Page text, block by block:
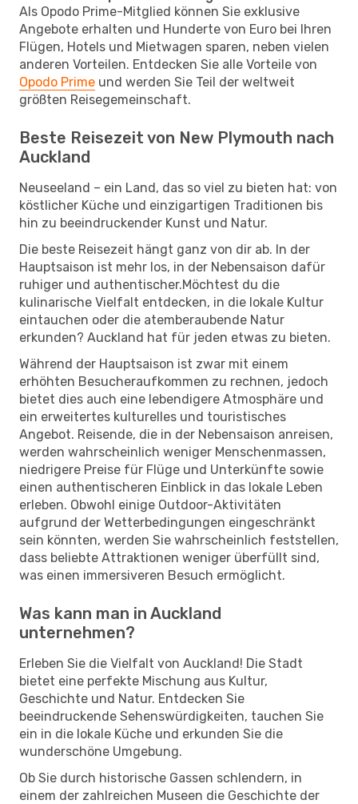
Als Opodo Prime-Mitglied können Sie exklusive
Angebote erhalten und Hunderte von Euro bei Ihren
Flügen, Hotels und Mietwagen sparen, neben vielen
anderen Vorteilen. Entdecken Sie alle Vorteile von
Opodo Prime und werden Sie Teil der weltweit
größten Reisegemeinschaft.
Beste Reisezeit von New Plymouth nach
Auckland
Neuseeland – ein Land, das so viel zu bieten hat: von
köstlicher Küche und einzigartigen Traditionen bis
hin zu beeindruckender Kunst und Natur.
Die beste Reisezeit hängt ganz von dir ab. In der
Hauptsaison ist mehr los, in der Nebensaison dafür
ruhiger und authentischer.Möchtest du die
kulinarische Vielfalt entdecken, in die lokale Kultur
eintauchen oder die atemberaubende Natur
erkunden? Auckland hat für jeden etwas zu bieten.
Während der Hauptsaison ist zwar mit einem
erhöhten Besucheraufkommen zu rechnen, jedoch
bietet dies auch eine lebendigere Atmosphäre und
ein erweitertes kulturelles und touristisches
Angebot. Reisende, die in der Nebensaison anreisen,
werden wahrscheinlich weniger Menschenmassen,
niedrigere Preise für Flüge und Unterkünfte sowie
einen authentischeren Einblick in das lokale Leben
erleben. Obwohl einige Outdoor-Aktivitäten
aufgrund der Wetterbedingungen eingeschränkt
sein könnten, werden Sie wahrscheinlich feststellen,
dass beliebte Attraktionen weniger überfüllt sind,
was einen immersiveren Besuch ermöglicht.
Was kann man in Auckland
unternehmen?
Erleben Sie die Vielfalt von Auckland! Die Stadt
bietet eine perfekte Mischung aus Kultur,
Geschichte und Natur. Entdecken Sie
beeindruckende Sehenswürdigkeiten, tauchen Sie
ein in die lokale Küche und erkunden Sie die
wunderschöne Umgebung.
Ob Sie durch historische Gassen schlendern, in
einem der zahlreichen Museen die Geschichte der